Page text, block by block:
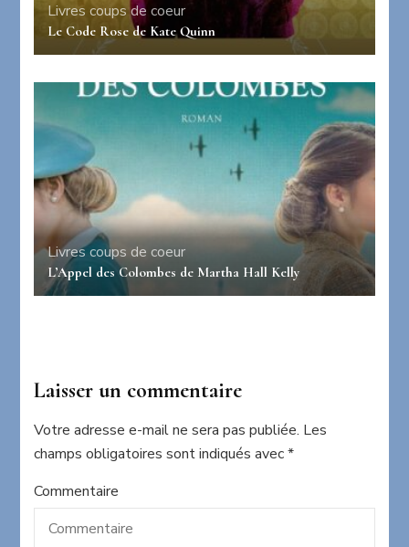
Livres coups de coeur
Le Code Rose de Kate Quinn
Livres coups de coeur
L’Appel des Colombes de Martha Hall Kelly
Laisser un commentaire
Votre adresse e-mail ne sera pas publiée. Les
champs obligatoires sont indiqués avec*
Commentaire